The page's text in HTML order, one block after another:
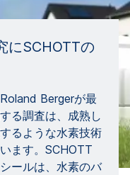
にSCHOTTの
Bergerが最
る調査は、成熟し
るような水素技術
ます。SCHOTT
ールは、水素のバ